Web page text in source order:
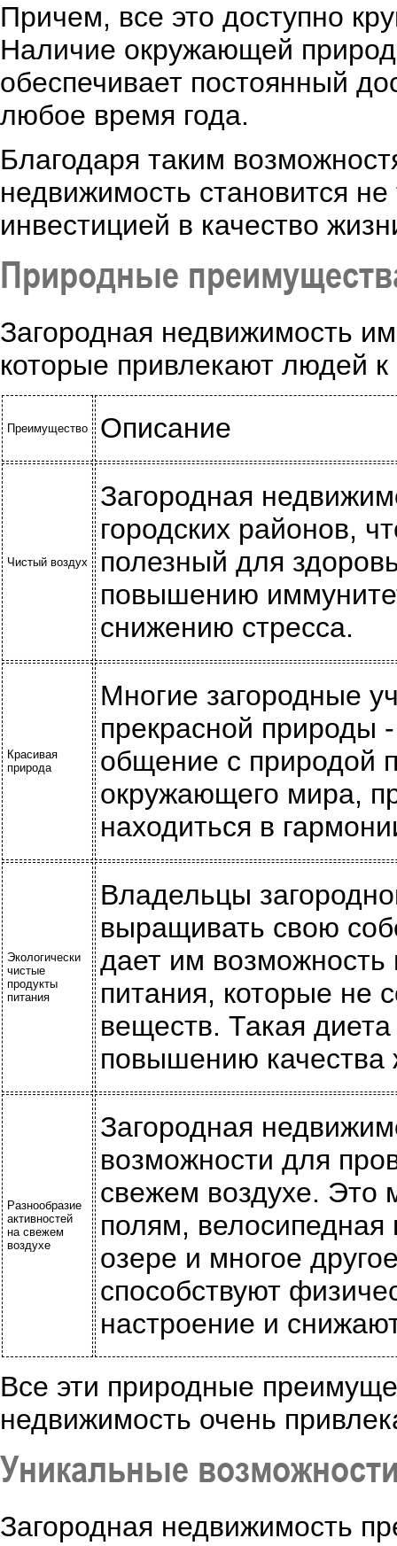
Причем, все это доступно
Наличие окружающей
обеспечивает постоянный
любое время года.
Благодаря таким
недвижимость становится
инвестицией в качество
Природные
Загородная недвижимость
которые привлекают людей к
Преимущество Описание
Чистый воздух
Загородная
городских районов,
полезный для
повышению
снижению стресса.
Красивая
природа
Многие загородные
прекрасной природы
общение с природой
окружающего мира,
находиться в
Экологически
чистые
продукты
питания
Владельцы
выращивать свою
дает им возможность
питания, которые не
веществ. Такая
повышению качества
Разнообразие
активностей
на свежем
воздухе
Загородная
возможности для
свежем воздухе. Это
полям, велосипедная
озере и многое
способствуют
настроение и
Все эти природные
недвижимость очень
Уникальные
Загородная недвижимость